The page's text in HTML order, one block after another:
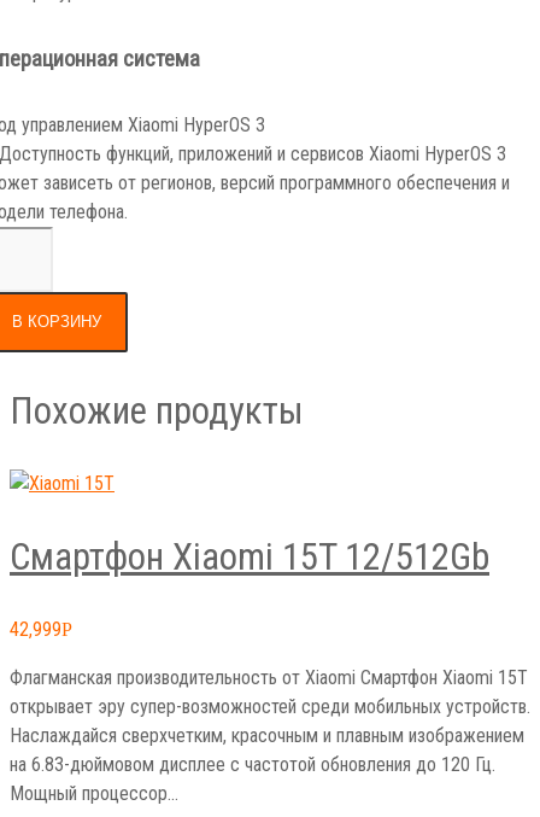
система
управлением Xiaomi HyperOS 3
функций, приложений и сервисов Xiaomi HyperOS 3
зависеть от регионов, версий программного обеспечения и
телефона.
В КОРЗИНУ
Похожие продукты
Cмартфон Xiaomi 15T 12/512Gb
42,999Р
Флагманская производительность от Xiaomi Смартфон Xiaomi 15T
открывает эру супер-возможностей среди мобильных устройств.
Наслаждайся сверхчетким, красочным и плавным изображением
на 6.83-дюймовом дисплее с частотой обновления до 120 Гц.
Мощный процессор…